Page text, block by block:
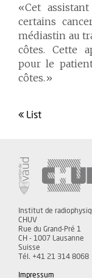
«Cet
certains
médiastin au
côtes. Cette
pour le
côtes.»
list
Institut de
CHUV
Rue du Grand-Pré 1
CH - 1007 Lausanne
Suisse
Tél. +41 21 314 8068
Impressum